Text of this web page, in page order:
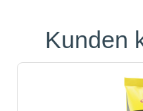
Produktgalerie
Kunden